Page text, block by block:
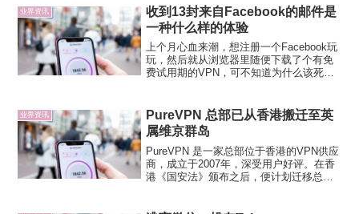
的人满意，不限于今次，关于这个问题中
国一直欠缺一个“回答”。...
业界资讯
收到13封来自Facebook的邮件是
一种什么样的体验
上个月心血来潮，想注册一个Facebook玩
玩，然后就从浏览器里随便下载了个有免
费试用期的VPN，可不知道为什么该死的
后我直接放弃了,本以为事情到这里就结束
了，...
业界资讯
PureVPN 总部已从香港搬迁至英
属维京群岛
PureVPN 是一家总部位于香港的VPN供应
商，成立于2007年，深受用户好评。在香
港《国安法》颁布之后，便计划迁移总部